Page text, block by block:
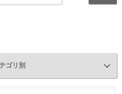
ゴリ別